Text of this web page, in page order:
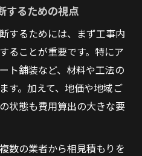
するための視点
するためには、まず工事内
ることが重要です。特にア
ト舗装など、材料や工法の
す。加えて、地価や地域ご
状態も費用算出の大きな要
数の業者から相見積もりを